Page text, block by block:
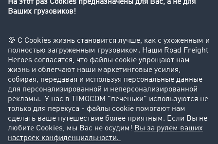
Компания
Истории успеха
Поддержка
Поддержка
Юридическая информация